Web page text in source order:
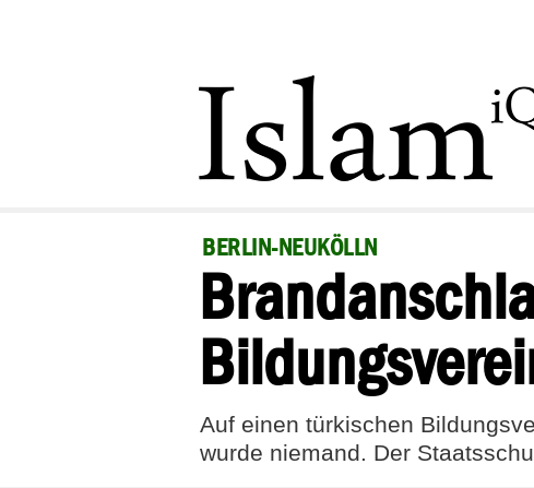
BERLIN-NEUKÖLLN
Auf einen türkischen
wurde niemand. Der